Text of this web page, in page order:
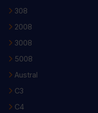
308
2008
3008
5008
Austral
C3
C4